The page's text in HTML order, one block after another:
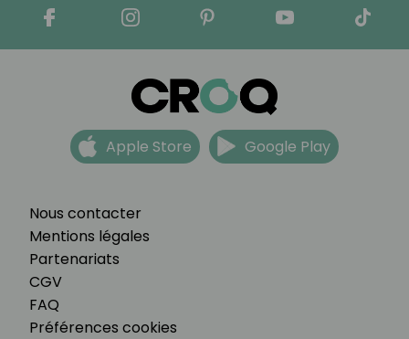
Nous contacter
Mentions légales
Partenariats
CGV
FAQ
Préférences cookies
Apple Store Google Play